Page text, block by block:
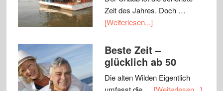
Zeit des Jahres. Doch …
[Weiterlesen...]
Beste Zeit –
glücklich ab 50
Die alten Wilden Eigentlich